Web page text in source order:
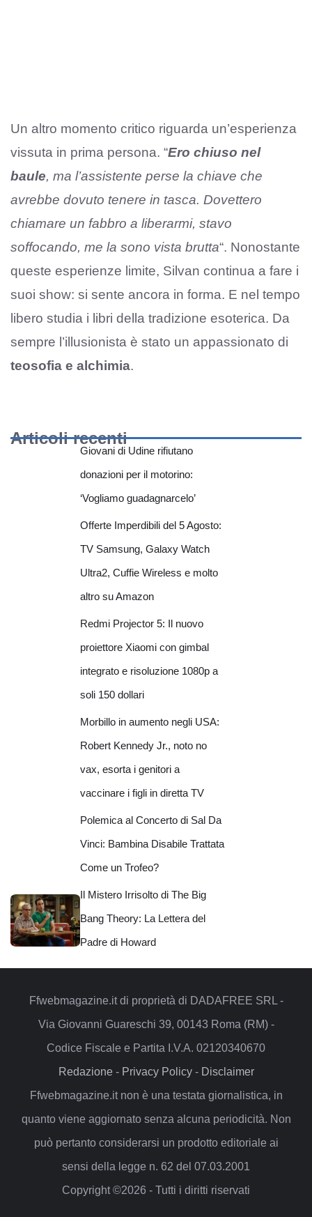
Un altro momento critico riguarda un’esperienza
vissuta in prima persona. “Ero chiuso nel
baule, ma l’assistente perse la chiave che
avrebbe dovuto tenere in tasca. Dovettero
chiamare un fabbro a liberarmi, stavo
soffocando, me la sono vista brutta“. Nonostante
queste esperienze limite, Silvan continua a fare i
suoi show: si sente ancora in forma. E nel tempo
libero studia i libri della tradizione esoterica. Da
sempre l’illusionista è stato un appassionato di
teosofia e alchimia.
Articoli recenti
Giovani di Udine rifiutano
donazioni per il motorino:
‘Vogliamo guadagnarcelo’
Offerte Imperdibili del 5 Agosto:
TV Samsung, Galaxy Watch
Ultra2, Cuffie Wireless e molto
altro su Amazon
Redmi Projector 5: Il nuovo
proiettore Xiaomi con gimbal
integrato e risoluzione 1080p a
soli 150 dollari
Morbillo in aumento negli USA:
Robert Kennedy Jr., noto no
vax, esorta i genitori a
vaccinare i figli in diretta TV
Polemica al Concerto di Sal Da
Vinci: Bambina Disabile Trattata
Come un Trofeo?
Il Mistero Irrisolto di The Big
Bang Theory: La Lettera del
Padre di Howard
Ffwebmagazine.it di proprietà di DADAFREE SRL -
Via Giovanni Guareschi 39, 00143 Roma (RM) -
Codice Fiscale e Partita I.V.A. 02120340670
Redazione- Privacy Policy- Disclaimer
Ffwebmagazine.it non è una testata giornalistica, in
quanto viene aggiornato senza alcuna periodicità. Non
può pertanto considerarsi un prodotto editoriale ai
sensi della legge n. 62 del 07.03.2001
Copyright ©2026 - Tutti i diritti riservati